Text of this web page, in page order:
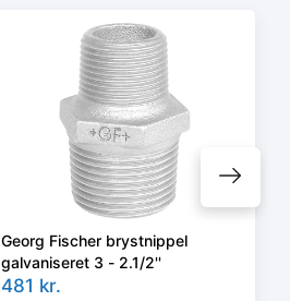
Georg Fischer brystnippel
galvaniseret 3 - 2.1/2''
481 kr.